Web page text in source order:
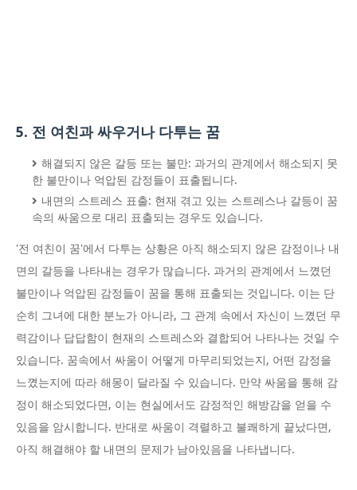
5. 전 여친과 싸우거나 다투는 꿈
해결되지 않은 갈등 또는 불만: 과거의 관계에서 해소되지 못
한 불만이나 억압된 감정들이 표출됩니다.
내면의 스트레스 표출: 현재 겪고 있는 스트레스나 갈등이 꿈
속의 싸움으로 대리 표출되는 경우도 있습니다.
'전 여친이 꿈'에서 다투는 상황은 아직 해소되지 않은 감정이나 내
면의 갈등을 나타내는 경우가 많습니다. 과거의 관계에서 느꼈던
불만이나 억압된 감정들이 꿈을 통해 표출되는 것입니다. 이는 단
순히 그녀에 대한 분노가 아니라, 그 관계 속에서 자신이 느꼈던 무
력감이나 답답함이 현재의 스트레스와 결합되어 나타나는 것일 수
있습니다. 꿈속에서 싸움이 어떻게 마무리되었는지, 어떤 감정을
느꼈는지에 따라 해몽이 달라질 수 있습니다. 만약 싸움을 통해 감
정이 해소되었다면, 이는 현실에서도 감정적인 해방감을 얻을 수
있음을 암시합니다. 반대로 싸움이 격렬하고 불쾌하게 끝났다면,
아직 해결해야 할 내면의 문제가 남아있음을 나타냅니다.